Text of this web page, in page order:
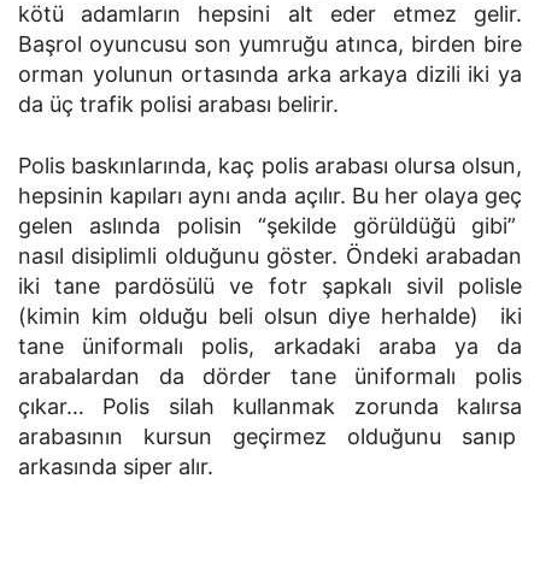
kötü adamların hepsini alt eder etmez gelir.
Başrol oyuncusu son yumruğu atınca, birden bire
orman yolunun ortasında arka arkaya dizili iki ya
da üç trafik polisi arabası belirir.
Polis baskınlarında, kaç polis arabası olursa olsun,
hepsinin kapıları aynı anda açılır. Bu her olaya geç
gelen aslında polisin “şekilde görüldüğü gibi”
nasıl disiplimli olduğunu göster. Öndeki arabadan
iki tane pardösülü ve fotr şapkalı sivil polisle
(kimin kim olduğu beli olsun diye herhalde) iki
tane üniformalı polis, arkadaki araba ya da
arabalardan da dörder tane üniformalı polis
çıkar… Polis silah kullanmak zorunda kalırsa
arabasının kursun geçirmez olduğunu sanıp
arkasında siper alır.